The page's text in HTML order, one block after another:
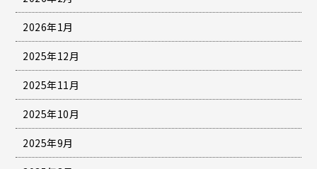
2026年1月
2025年12月
2025年11月
2025年10月
2025年9月